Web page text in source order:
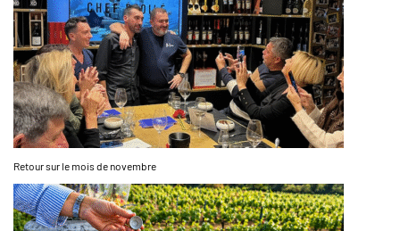
Retour sur le mois de novembre